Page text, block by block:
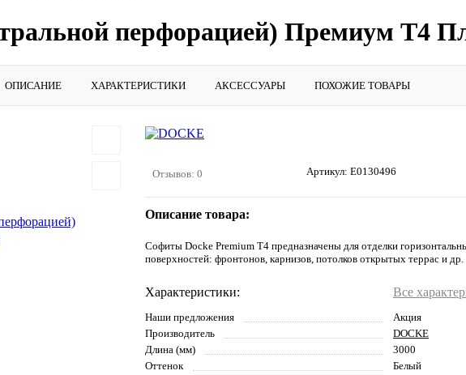
перфорацией) Премиум Т4
ОПИСАНИЕ ХАРАКТЕРИСТИКИ АКСЕССУАРЫ ПОХОЖИЕ ТОВАРЫ
Отзывов: 0 Артикул: E0130496
Описание товара:
Софиты Docke Premium T4 предназначены для отделки
поверхностей: фронтонов, карнизов, потолков открытых террас и др.
Характеристики: Все
Наши предложения
Акция
Производитель
DOCKE
Длина (мм)
3000
Оттенок
Белый